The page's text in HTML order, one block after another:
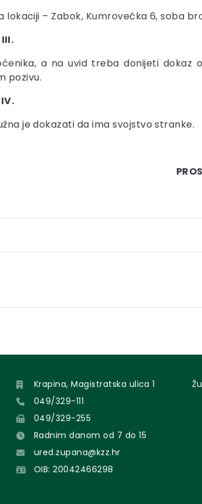
lokaciji – Zabok, Kumrovečka 6, soba broj
III.
a na uvid treba donijeti dokaz
pozivu.
IV.
je dokazati da ima svojstvo stranke.
Krapina, Magistratska ulica 1
049/329-111
049/329-255
Radnim danom od 7 do 15
ured.zupana@kzz.hr
OIB: 20042466298